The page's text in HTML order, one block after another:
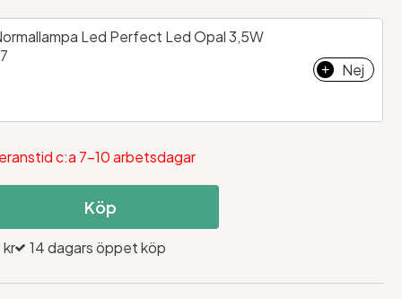
Led Perfect Led Opal 3,5W
+ Nej
c:a 7-10 arbetsdagar
Köp
kr 14 dagars öppet köp